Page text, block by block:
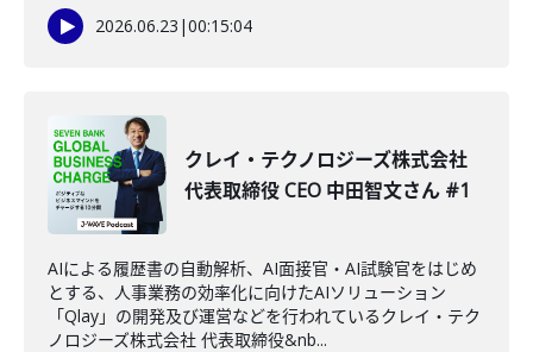
2026.06.23 |00:15:04
クレイ・テクノロジーズ株式会社
代表取締役 CEO 中田智文さん #1
AIによる履歴書の自動解析、AI面接官・AI試験官をはじめ
とする、人事業務の効率化に向けたAIソリューション
「Qlay」の開発及び運営などを行われているクレイ・テク
ノロジーズ株式会社 代表取締役&nb...